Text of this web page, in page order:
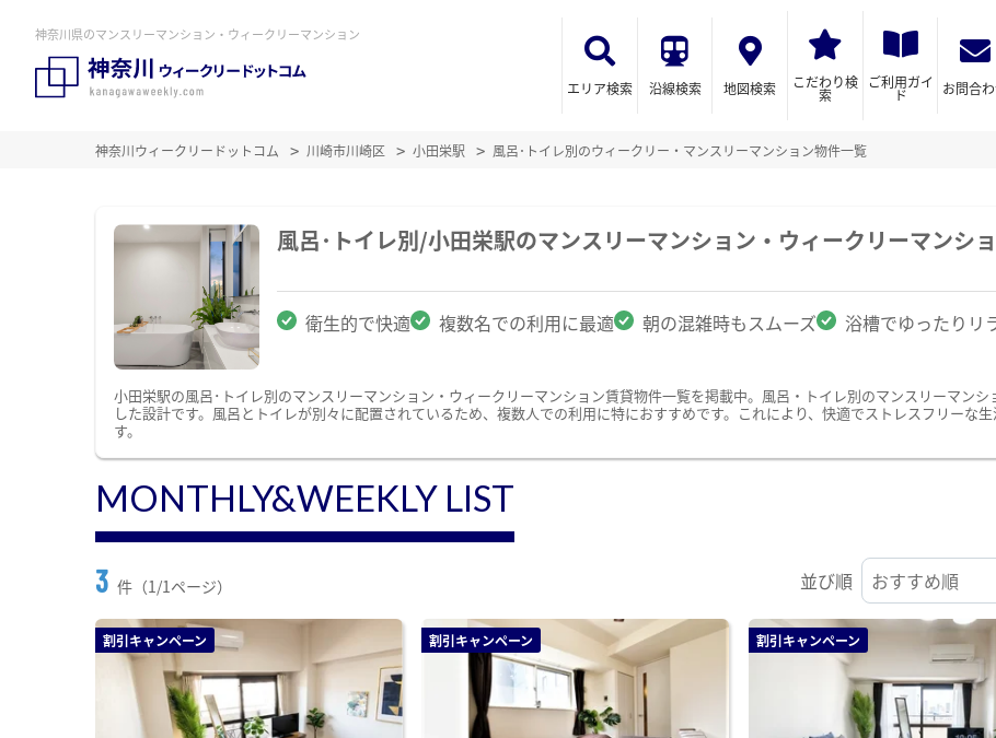
神奈川県のマンスリーマンション・ウィークリーマンション
エリア検索 沿線検索 地図検索 こだわり検
索
ご利用ガイ
ド お問合
神奈川ウィークリードットコム 川崎市川崎区 小田栄駅 風呂･トイレ別のウィークリー・マンスリーマンション物件一覧
風呂･トイレ別/小田栄駅のマンスリーマンション・ウィークリーマンシ
衛生的で快適 複数名での利用に最適 朝の混雑時もスムーズ 浴槽でゆったりリ
小田栄駅の風呂･トイレ別のマンスリーマンション・ウィークリーマンション賃貸物件一覧を掲載中。風呂・トイレ別のマンスリーマン
した設計です。風呂とトイレが別々に配置されているため、複数人での利用に特におすすめです。これにより、快適でストレスフリーな
す。
MONTHLY&WEEKLY LIST
3 件（1/1ページ） 並び順
割引キャンペーン 割引キャンペーン 割引キャンペーン